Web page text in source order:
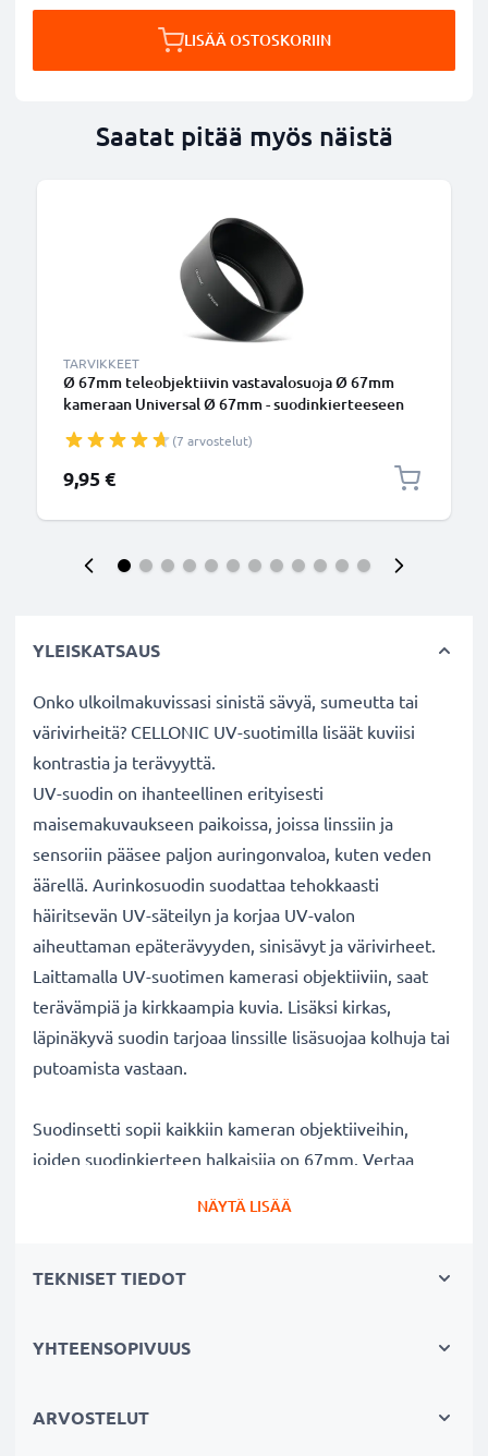
LISÄÄ OSTOSKORIIN
Saatat pitää myös näistä
TARVIKKEET
Ø 67mm teleobjektiivin vastavalosuoja Ø 67mm
kameraan Universal Ø 67mm - suodinkierteeseen
CELLONIC
(7 arvostelut)
9,95 €
YLEISKATSAUS
Onko ulkoilmakuvissasi sinistä sävyä, sumeutta tai
värivirheitä? CELLONIC UV-suotimilla lisäät kuviisi
kontrastia ja terävyyttä.
UV-suodin on ihanteellinen erityisesti
maisemakuvaukseen paikoissa, joissa linssiin ja
sensoriin pääsee paljon auringonvaloa, kuten veden
äärellä. Aurinkosuodin suodattaa tehokkaasti
häiritsevän UV-säteilyn ja korjaa UV-valon
aiheuttaman epäterävyyden, sinisävyt ja värivirheet.
Laittamalla UV-suotimen kamerasi objektiiviin, saat
terävämpiä ja kirkkaampia kuvia. Lisäksi kirkas,
läpinäkyvä suodin tarjoaa linssille lisäsuojaa kolhuja tai
putoamista vastaan.
Suodinsetti sopii kaikkiin kameran objektiiveihin,
joiden suodinkierteen halkaisija on 67mm. Vertaa
Parempi kuvanlaatu väreistä tai
✔ Terävämpiä ja kirkkaampia kuvia: korjaa UV-valon
NÄYTÄ LISÄÄ
TEKNISET TIEDOT
YHTEENSOPIVUUS
ARVOSTELUT